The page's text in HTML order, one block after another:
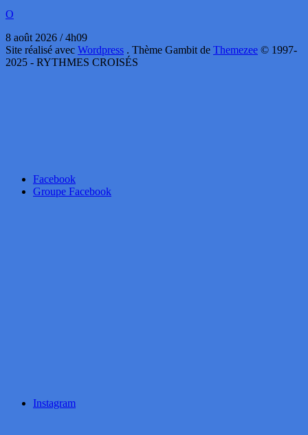
O
8 août 2026 / 4h09
Site réalisé avec Wordpress . Thème Gambit de Themezee © 1997-
2025 - RYTHMES CROISÉS
Facebook
Groupe Facebook
Instagram